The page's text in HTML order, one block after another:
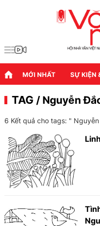
MỚI NHẤT SỰ KIỆN
TAG / Nguyễn
6 Kết quả cho tags: "